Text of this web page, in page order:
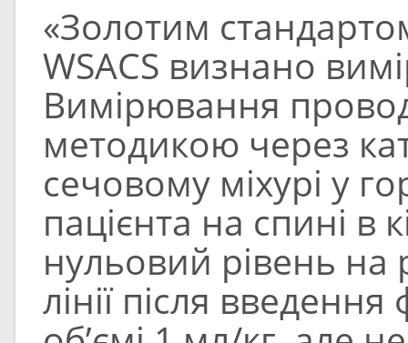
«Золотим
WSACS визнано
Вимірювання
методикою через
сечовому міхурі у
пацієнта на спині в
нульовий рівень на
лінії після